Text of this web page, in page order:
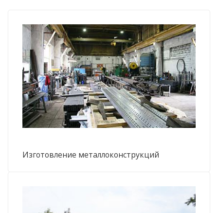
Изготовление металлоконструкций